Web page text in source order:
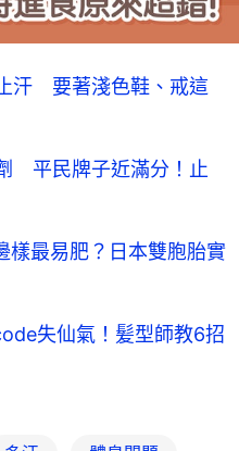
汗 要著淺色鞋、戒這
平民牌子近滿分！止
樣最易肥？日本雙胞胎實
失仙氣！髪型師教6招